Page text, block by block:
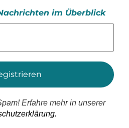
im Überblick
Erfahre mehr in unserer